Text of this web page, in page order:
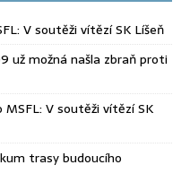
V soutěži vítězí SK Líšeň
už možná našla zbraň proti
V soutěži vítězí SK
trasy budoucího